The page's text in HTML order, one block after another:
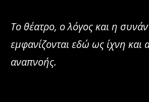
Το θέατρο, ο λόγος και η
εμφανίζονται εδώ ως ίχνη και
αναπνοής.